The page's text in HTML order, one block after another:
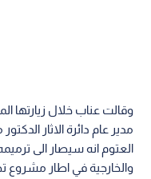
وقالت عناب خلال زيارتها
مدير عام دائرة الاثار
العتوم انه سيصار الى
والخارجية في اطار مشروع